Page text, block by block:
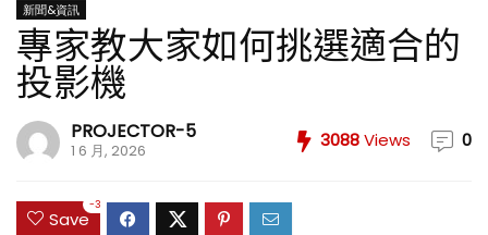
新聞&資訊
專家教大家如何挑選適合的
投影機
PROJECTOR-5
1 6 月, 2026 3088Views 0
Save
-3